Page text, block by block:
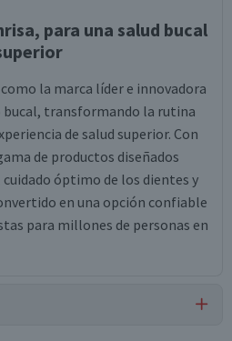
para una salud bucal
la marca líder e innovadora
bucal, transformando la rutina
de salud superior. Con
de productos diseñados
óptimo de los dientes y
en una opción confiable
para millones de personas en